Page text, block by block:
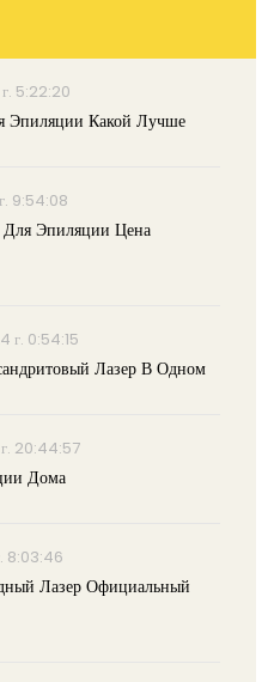
г. 5:22:20
Эпиляции Какой Лучше
9:54:08
Эпиляции Цена
г. 0:54:15
Лазер В Одном
20:44:57
Дома
8:03:46
Лазер Официальный